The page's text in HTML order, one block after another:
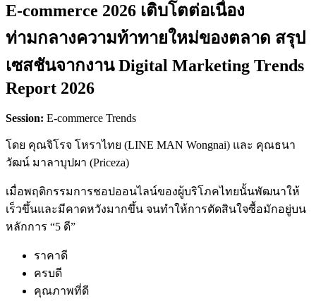
E-commerce 2026 เติบโตต่อเนื่อง
ท่ามกลางความท้าทายใหม่ของตลาด สรุป
เซสชันจากงาน Digital Marketing Trends
Report 2026
Session: E-commerce Trends
โดย คุณจิโรจ โหราไทย (LINE MAN Wongnai) และ คุณธนา
วัฒน์ มาลาบุปผา (Priceza)
เมื่อพฤติกรรมการชอปออนไลน์ของผู้บริโภคไทยนั้นพัฒนาให้
เร็วขึ้นและมีคาดหวังมากขึ้น จนทำให้การตัดสินใจซื้อมักอยู่บน
หลักการ “5 ดี”
ราคาดี
ครบดี
คุณภาพที่ดี